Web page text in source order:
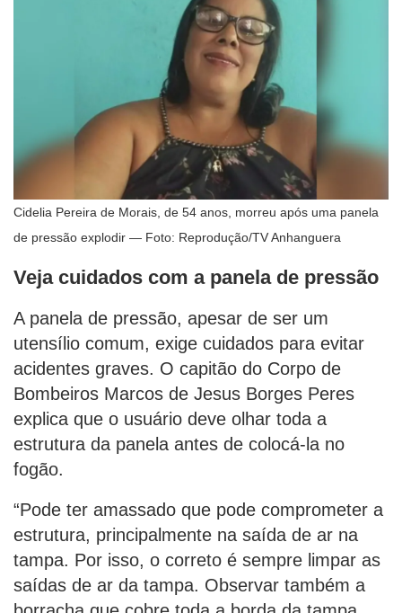
Cidelia Pereira de Morais, de 54 anos, morreu após uma panela
de pressão explodir — Foto: Reprodução/TV Anhanguera
Veja cuidados com a panela de pressão
A panela de pressão, apesar de ser um
utensílio comum, exige cuidados para evitar
acidentes graves. O capitão do Corpo de
Bombeiros Marcos de Jesus Borges Peres
explica que o usuário deve olhar toda a
estrutura da panela antes de colocá-la no
fogão.
“Pode ter amassado que pode comprometer a
estrutura, principalmente na saída de ar na
tampa. Por isso, o correto é sempre limpar as
saídas de ar da tampa. Observar também a